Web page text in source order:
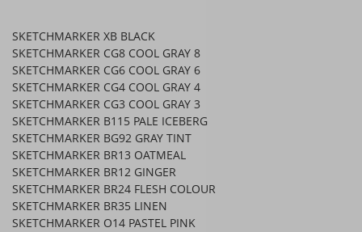
SKETCHMARKER XB BLACK
SKETCHMARKER CG8 COOL GRAY 8
SKETCHMARKER CG6 COOL GRAY 6
SKETCHMARKER CG4 COOL GRAY 4
SKETCHMARKER CG3 COOL GRAY 3
SKETCHMARKER B115 PALE ICEBERG
SKETCHMARKER BG92 GRAY TINT
SKETCHMARKER BR13 OATMEAL
SKETCHMARKER BR12 GINGER
SKETCHMARKER BR24 FLESH COLOUR
SKETCHMARKER BR35 LINEN
SKETCHMARKER O14 PASTEL PINK